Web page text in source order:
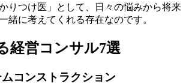
りつけ医」として、日々の悩みから将来
緒に考えてくれる存在なのです。
経営コンサル7選
コンストラクション